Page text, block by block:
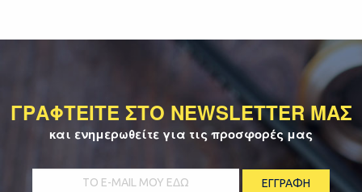
ΓΡΑΦΤΕΙΤΕ ΣΤΟ NEWSLETTER ΜΑΣ
και ενημερωθείτε για τις προσφορές μας